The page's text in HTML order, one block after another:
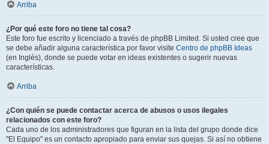
Arriba
¿Por qué este foro no tiene tal cosa?
Este foro fue escrito y licenciado a través de phpBB Limited. Si usted cree que
se debe añadir alguna característica por favor visite Centro de phpBB Ideas
(en Inglés), donde se puede votar en ideas existentes o sugerir nuevas
características.
Arriba
¿Con quién se puede contactar acerca de abusos o usos ilegales
relacionados con este foro?
Cada uno de los administradores que figuran en la lista del grupo donde dice
"El Equipo" es un contacto apropiado para enviar sus quejas. Si así no obtiene